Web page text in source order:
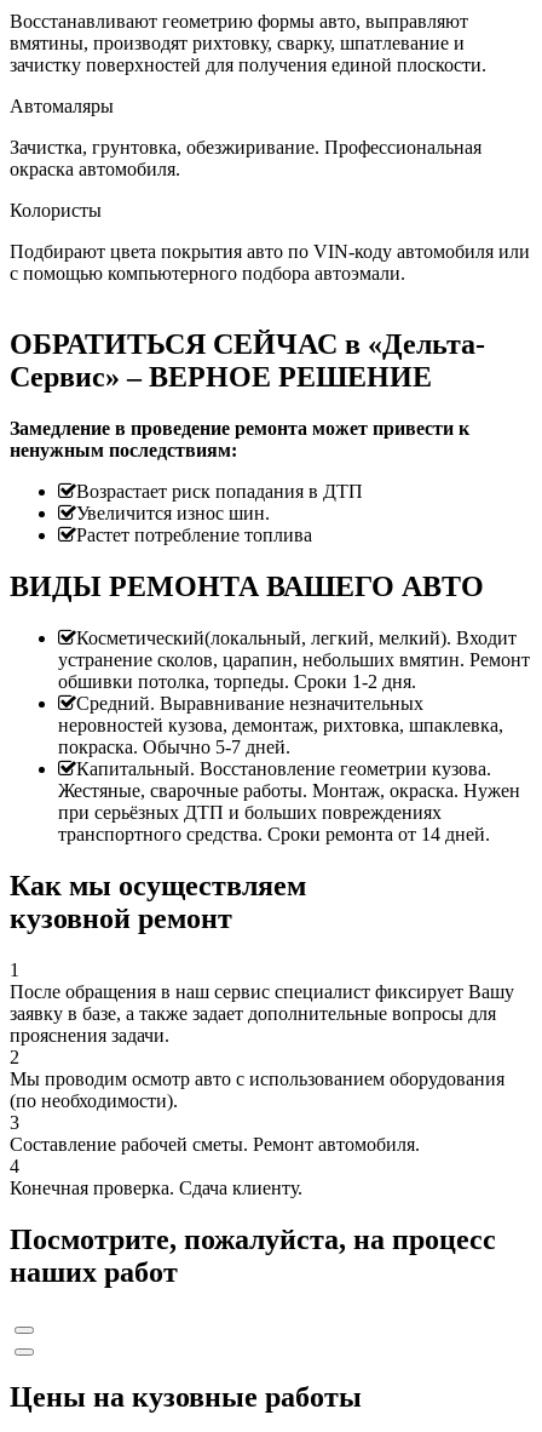
Восстанавливают геометрию формы авто, выправляют
вмятины, производят рихтовку, сварку, шпатлевание и
зачистку поверхностей для получения единой плоскости.
Автомаляры
Зачистка, грунтовка, обезжиривание. Профессиональная
окраска автомобиля.
Колористы
Подбирают цвета покрытия авто по VIN-коду автомобиля или
с помощью компьютерного подбора автоэмали.
ОБРАТИТЬСЯ СЕЙЧАС в «Дельта-
Сервис» – ВЕРНОЕ РЕШЕНИЕ
Замедление в проведение ремонта может привести к
ненужным последствиям:
Возрастает риск попадания в ДТП
Увеличится износ шин.
Растет потребление топлива
ВИДЫ РЕМОНТА ВАШЕГО АВТО
Косметический(локальный, легкий, мелкий). Входит
устранение сколов, царапин, небольших вмятин. Ремонт
обшивки потолка, торпеды. Сроки 1-2 дня.
Средний. Выравнивание незначительных
неровностей кузова, демонтаж, рихтовка, шпаклевка,
покраска. Обычно 5-7 дней.
Капитальный. Восстановление геометрии кузова.
Жестяные, сварочные работы. Монтаж, окраска. Нужен
при серьёзных ДТП и больших повреждениях
транспортного средства. Сроки ремонта от 14 дней.
Как мы осуществляем
кузовной ремонт
1
После обращения в наш сервис специалист фиксирует Вашу
заявку в базе, а также задает дополнительные вопросы для
прояснения задачи.
2
Мы проводим осмотр авто с использованием оборудования
(по необходимости).
3
Составление рабочей сметы. Ремонт автомобиля.
4
Конечная проверка. Сдача клиенту.
Посмотрите, пожалуйста, на процесс
наших работ
Цены на кузовные работы